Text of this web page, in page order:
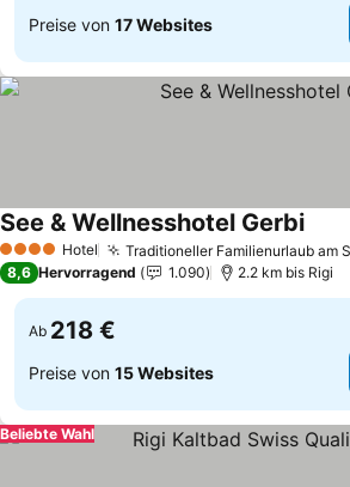
Preise von 17 Websites
4 Sterne Hotel Traditioneller Familienurlaub am
See & Wellnesshotel Gerbi
8,6 Hervorragend 1.090 2.2 km bis Rigi
Ab 218 €
Preise von 15 Websites
Beliebte Wahl